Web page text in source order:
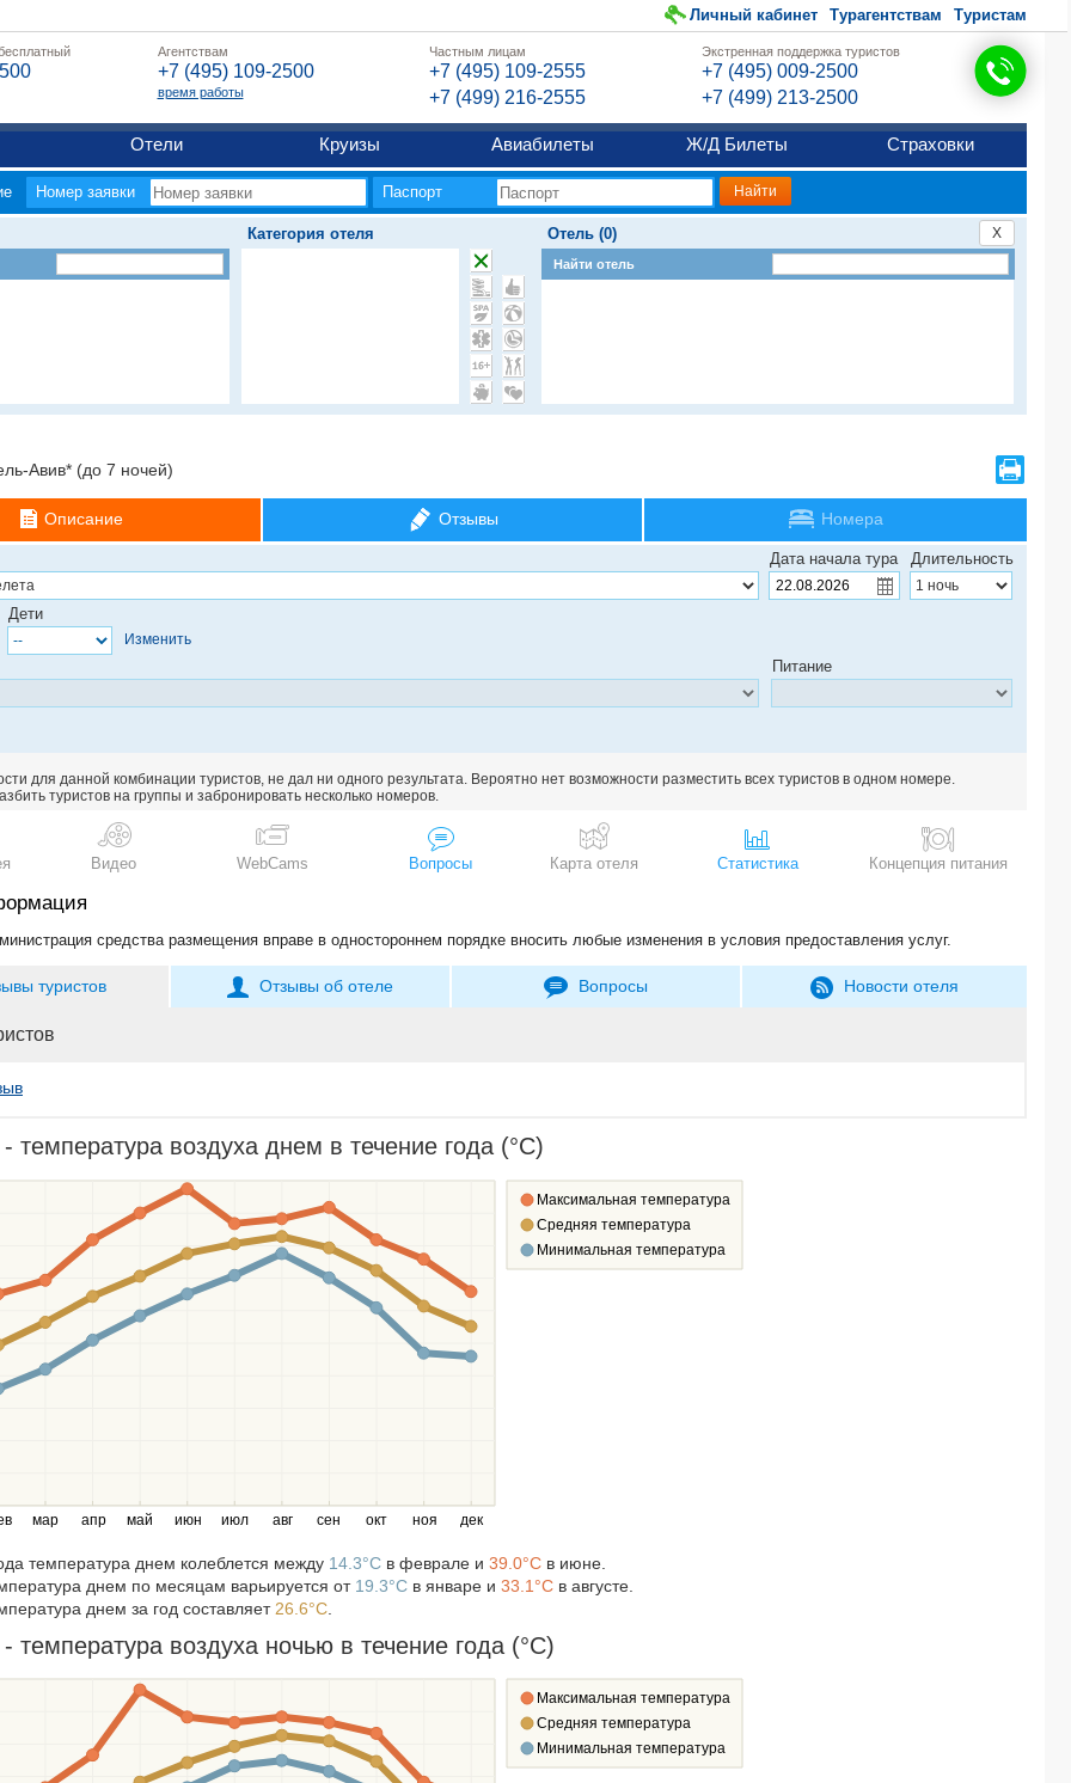
Личный кабинет Турагентствам Туристам
Агентствам
+7 (495) 109-2500
время работы
Частным лицам
+7 (495) 109-2555
+7 (499) 216-2555
Экстренная поддержка туристов
+7 (495) 009-2500
+7 (499) 213-2500
Отели Круизы Авиабилеты Ж/Д Билеты Страховки
Номер заявки Паспорт
X
Категория отеля Отель (0)
Найти отель
Авив* (до 7 ночей)
Описание Отзывы Номера
Дата начала тура Длительность
Изменить
Дети
Питание
для данной комбинации туристов, не дал ни одного результата. Вероятно нет возможности разместить всех туристов в одном номере.
туристов на группы и забронировать несколько номеров.
Видео WebCams Вопросы Карта отеля Статистика Концепция питания
средства размещения вправе в одностороннем порядке вносить любые изменения в условия предоставления услуг.
туристов Отзывы об отеле Вопросы Новости отеля
температура воздуха днем в течение года (°C)
мар апр май июн июл авг сен окт ноя дек
Максимальная температура
Средняя температура
Минимальная температура
температура днем колеблется между 14.3°C в феврале и 39.0°C в июне.
днем по месяцам варьируется от 19.3°C в январе и 33.1°C в августе.
днем за год составляет 26.6°C
температура воздуха ночью в течение года (°C)
Максимальная температура
Средняя температура
Минимальная температура